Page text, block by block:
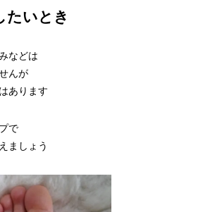
たいとき
などは
んが
あります
で
ましょう